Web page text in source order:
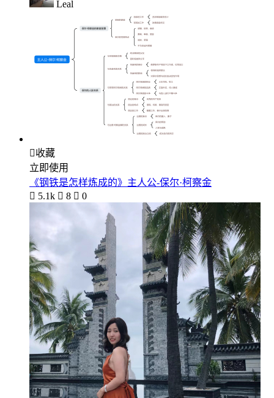
Leal
收藏
立即使用
《钢铁是怎样炼成的》主人公-保尔·柯察金
 5.1k  8  0